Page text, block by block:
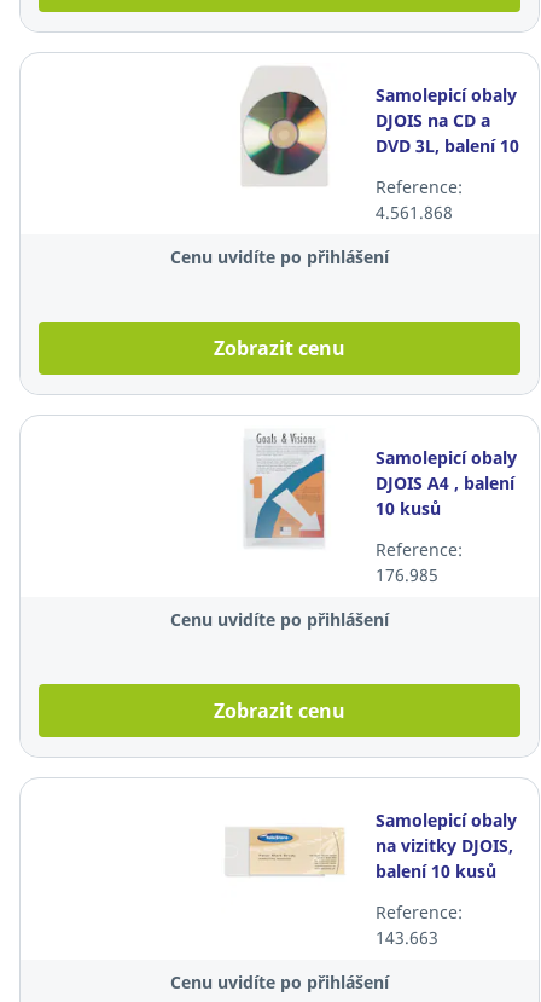
Samolepicí obaly
DJOIS na CD a
DVD 3L, balení 10
Reference:
4.561.868
Cenu uvidíte po přihlášení
Zobrazit cenu
Samolepicí obaly
DJOIS A4 , balení
10 kusů
Reference:
176.985
Cenu uvidíte po přihlášení
Zobrazit cenu
Samolepicí obaly
na vizitky DJOIS,
balení 10 kusů
Reference:
143.663
Cenu uvidíte po přihlášení